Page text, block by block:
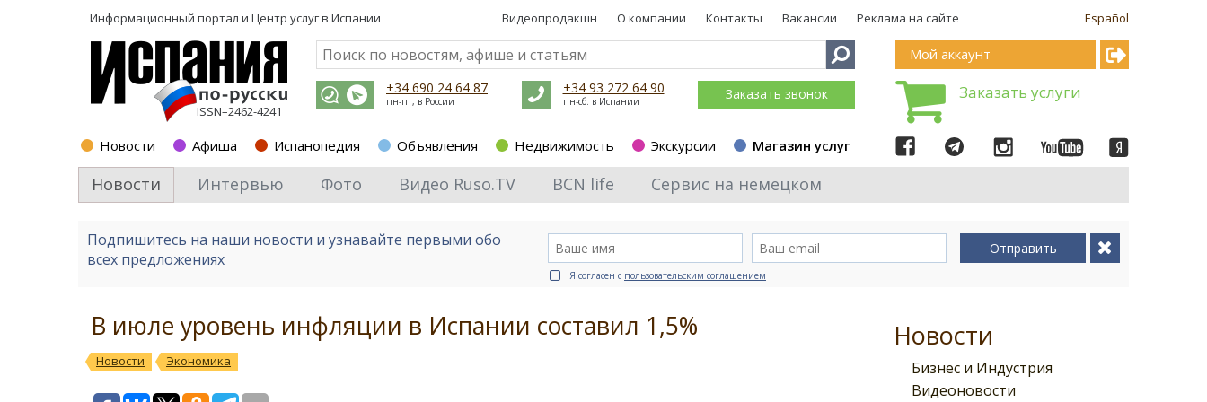
Информационный портал и Центр услуг в Испании Español
Видеопродакшн О компании Контакты Вакансии Реклама на сайте
ISSN–2462-4241
+34 690 24 64 87
пн-пт, в России
+34 93 272 64 90
пн-сб. в Испании Заказать звонок
Новости Афиша Испанопедия Объявления Недвижимость Экскурсии Магазин услуг
Мой аккаунт
Заказать услуги
Новости Интервью Фото Видео Ruso.TV BCN life Сервис на немецком
Подпишитесь на наши новости и узнавайте первыми обо
всех предложениях
Отправить
Я согласен с пользовательским соглашением
Новости
Бизнес и Индустрия
Видеоновости
В июле уровень инфляции в Испании составил 1,5%
Новости Экономика